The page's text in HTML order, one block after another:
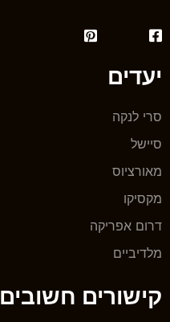
יעדים
סרי לנקה
סיישל
מאורציוס
מקסיקו
דרום אפריקה
מלדיביים
קישורים חשובים